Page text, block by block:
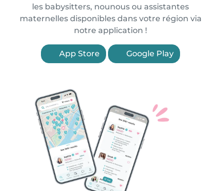
les babysitters, nounous ou assistantes
maternelles disponibles dans votre région via
notre application !
App Store Google Play